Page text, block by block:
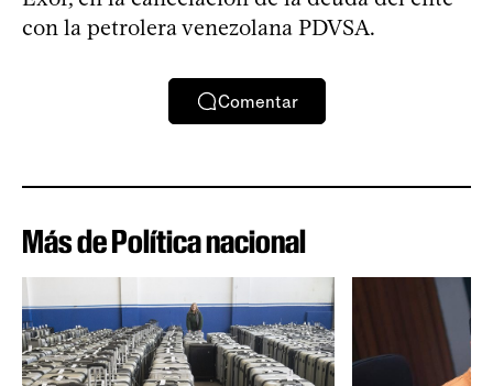
con la petrolera venezolana PDVSA.
Comentar
Más de Política nacional